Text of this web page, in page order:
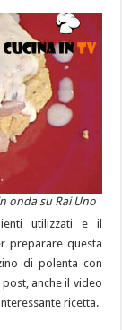
onda su Rai Uno
utilizzati e il
preparare questa
di polenta con
anche il video
ricetta.